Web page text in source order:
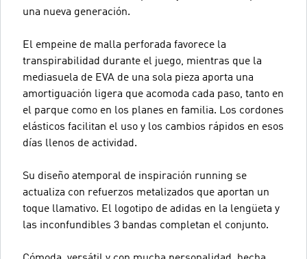
una nueva generación.
El empeine de malla perforada favorece la
transpirabilidad durante el juego, mientras que la
mediasuela de EVA de una sola pieza aporta una
amortiguación ligera que acomoda cada paso, tanto en
el parque como en los planes en familia. Los cordones
elásticos facilitan el uso y los cambios rápidos en esos
días llenos de actividad.
Su diseño atemporal de inspiración running se
actualiza con refuerzos metalizados que aportan un
toque llamativo. El logotipo de adidas en la lengüeta y
las inconfundibles 3 bandas completan el conjunto.